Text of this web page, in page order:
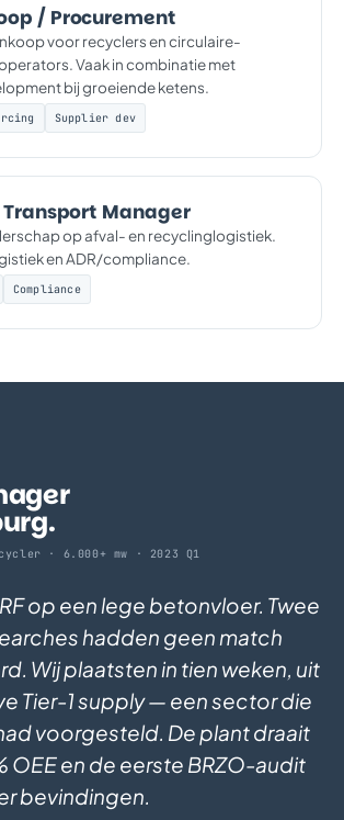
/ Procurement
voor recyclers en circulaire-
Vaak in combinatie met
bij groeiende ketens.
Supplier dev
Manager
op afval- en recyclinglogistiek.
en ADR/compliance.
Compliance
· 6.000+ mw · 2023 Q1
op een lege betonvloer. Twee
hadden geen match
Wij plaatsten in tien weken, uit
Tier-1 supply — een sector die
voorgesteld. De plant draait
OEE en de eerste BRZO-audit
bevindingen.